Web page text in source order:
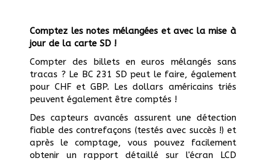
Comptez les notes mélangées et avec la mise à
jour de la carte SD !
Compter des billets en euros mélangés sans
tracas ? Le BC 231 SD peut le faire, également
pour CHF et GBP. Les dollars américains triés
peuvent également être comptés !
Des capteurs avancés assurent une détection
fiable des contrefaçons (testés avec succès !) et
après le comptage, vous pouvez facilement
obtenir un rapport détaillé sur l'écran LCD